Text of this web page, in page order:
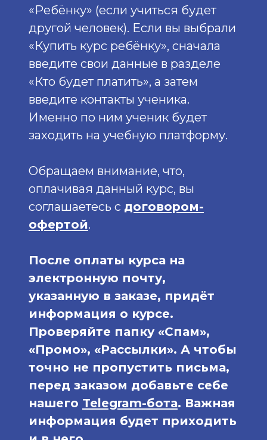
«Ребёнку» (если учиться будет
другой человек). Если вы выбрали
«Купить курс ребёнку», сначала
введите свои данные в разделе
«Кто будет платить», а затем
введите контакты ученика.
Именно по ним ученик будет
заходить на учебную платформу.
Обращаем внимание, что,
оплачивая данный курс, вы
соглашаетесь с договором-
офертой.
После оплаты курса на
электронную почту,
указанную в заказе, придёт
информация о курсе.
Проверяйте папку «Спам»,
«Промо», «Рассылки». А чтобы
точно не пропустить письма,
перед заказом добавьте себе
нашего Telegram-бота. Важная
информация будет приходить